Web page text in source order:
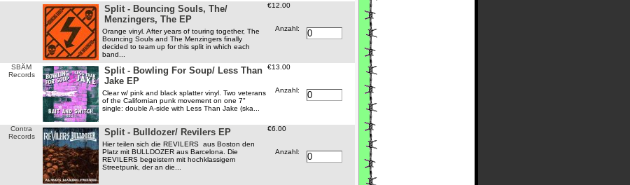
Split - Bouncing Souls, The/
Menzingers, The EP
Orange vinyl. After years of touring together, The
Bouncing Souls and The Menzingers finally
decided to team up for this split in which each
band...
€12.00
Anzahl:
SBÄM
Records
Split - Bowling For Soup/ Less Than
Jake EP
Clear w/ pink and black splatter vinyl. Two veterans
of the Californian punk movement on one 7"
single: double A-side with Less Than Jake (ska...
€13.00
Anzahl:
Contra
Records
Split - Bulldozer/ Revilers EP
Hier teilen sich die REVILERS aus Boston den
Platz mit BULLDOZER aus Barcelona. Die
REVILERS begeistern mit hochklassigem
Streetpunk, der an die...
€6.00
Anzahl: